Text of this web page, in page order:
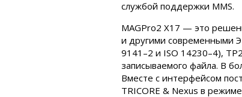
службой поддержки MMS.
MAGPro2 X17 — это
и другими современными
9141–2 и ISO 14230–4),
записываемого файла. В
Вместе с интерфейсом
TRICORE & Nexus в режиме